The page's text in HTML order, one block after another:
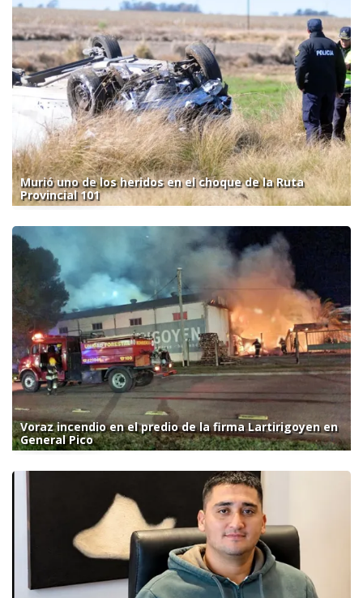
Murió uno de los heridos en el choque de la Ruta
Provincial 101
Voraz incendio en el predio de la firma Lartirigoyen en
General Pico